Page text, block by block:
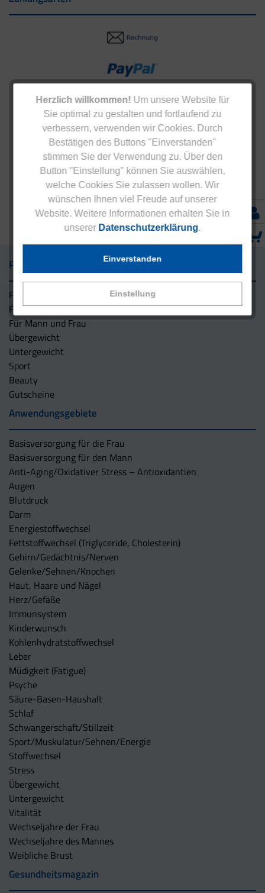
Herzlich willkommen! Um unsere Website für
Sie optimal zu gestalten und fortlaufend zu
verbessern, verwenden wir Cookies. Durch
Bestätigen des Buttons "Einverstanden"
stimmen Sie der Verwendung zu. Über den
Button "Einstellung" können Sie auswählen,
welche Cookies Sie zulassen wollen. Wir
wünschen Ihnen viel Freude auf unserer
Website. Weitere Informationen erhalten Sie in
unserer Datenschutzerklärung.
Einstellung
Einverstanden
Präparate
Für den Mann
Für die Frau
Für Mann und Frau
Übergewicht
Untergewicht
Sport
Beauty
Gutscheine
Anwendungsgebiete
Basisversorgung für die Frau
Basisversorgung für den Mann
Anti-Aging/Oxidativer Stress – Antioxidantien
Augen
Blutdruck
Darm
Energiestoffwechsel
Fettstoffwechsel (Triglyceride, Cholesterin)
Gehirn/Gedächtnis/Nerven
Gelenke/Sehnen/Knochen
Haut, Haare und Nägel
Herz/Gefäße
Immunsystem
Kinderwunsch
Kohlenhydratstoffwechsel
Leber
Müdigkeit (Fatigue)
Psyche
Säure-Basen-Haushalt
Schlaf
Schwangerschaft/Stillzeit
Sport/Muskulatur/Sehnen/Energie
Stoffwechsel
Stress
Übergewicht
Untergewicht
Vitalität
Wechseljahre der Frau
Wechseljahre des Mannes
Weibliche Brust
Gesundheitsmagazin